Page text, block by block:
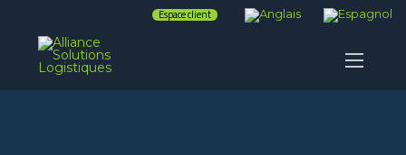
Espace client